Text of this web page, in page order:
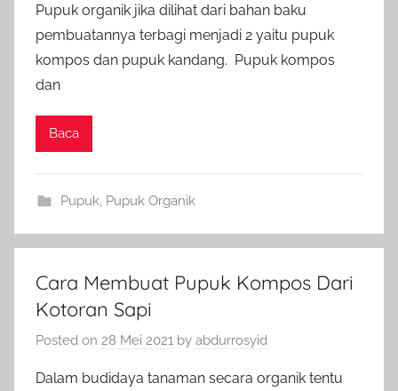
Pupuk organik jika dilihat dari bahan baku
pembuatannya terbagi menjadi 2 yaitu pupuk
kompos dan pupuk kandang. Pupuk kompos
dan
Baca
Pupuk, Pupuk Organik
Cara Membuat Pupuk Kompos Dari
Kotoran Sapi
Posted on 28 Mei 2021 by abdurrosyid
Dalam budidaya tanaman secara organik tentu